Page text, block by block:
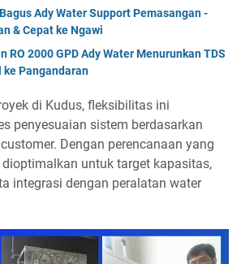
Ady Water Support Pemasangan -
& Cepat ke Ngawi
RO 2000 GPD Ady Water Menurunkan TDS
Pangandaran
di Kudus, fleksibilitas ini
penyesuaian sistem berdasarkan
Dengan perencanaan yang
untuk target kapasitas,
integrasi dengan peralatan water